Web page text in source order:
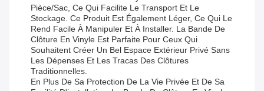
Pièce/sac, Ce Qui Facilite Le Transport Et Le
Stockage. Ce Produit Est Également Léger, Ce Qui Le
Rend Facile À Manipuler Et À Installer. La Bande De
Clôture En Vinyle Est Parfaite Pour Ceux Qui
Souhaitent Créer Un Bel Espace Extérieur Privé Sans
Les Dépenses Et Les Tracas Des Clôtures
Traditionnelles.
En Plus De Sa Protection De La Vie Privée Et De Sa